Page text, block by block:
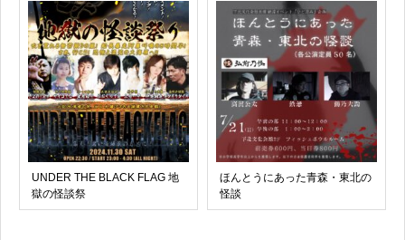
UNDER THE BLACK FLAG 地
獄の怪談祭
ほんとうにあった青森・東北の
怪談